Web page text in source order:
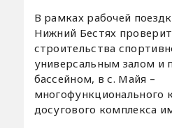
В рамках рабочей
Нижний Бестях
строительства
универсальным залом и
бассейном, в с. Майя –
многофункционального
досугового комплекса